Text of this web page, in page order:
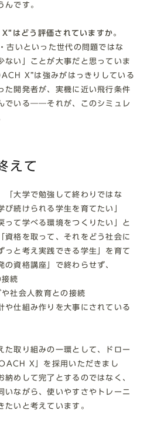
んです。
はどう評価されていますか。
古いといった世代の問題ではな
ない」ことが大事だと思っていま
X”は強みがはっきりしている
た開発者が、実機に近い飛行条件
でいる――それが、このシミュレ
えて
「大学で勉強して終わりではな
び続けられる学生を育てたい」
って学べる環境をつくりたい」と
資格を取って、それをどう社会に
っと考え実践できる学生」を育て
の資格講座」で終わらせず、
接続
社会人教育との接続
や仕組み作りを大事にされている
た取り組みの一環として、ドロー
X」を採用いただきまし
納めして完了とするのではなく、
いながら、使いやすさやトレーニ
たいと考えています。